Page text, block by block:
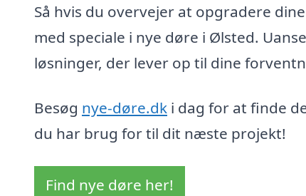
Så hvis du overvejer at opgradere
med speciale i nye døre i Ølsted.
løsninger, der lever op til dine
Besøg nye-døre.dk i dag for at finde
du har brug for til dit næste projekt!
Find nye døre her!